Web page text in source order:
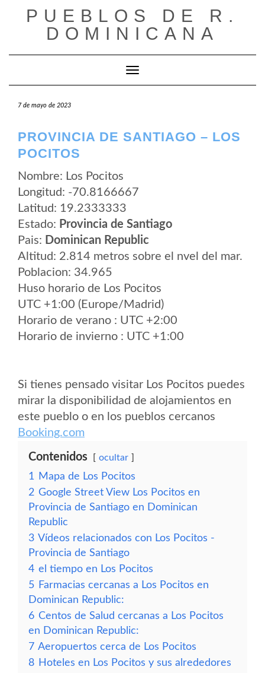
PUEBLOS DE R.
DOMINICANA
Cambiar modo de navegación
7 de mayo de 2023
PROVINCIA DE SANTIAGO – LOS
POCITOS
Nombre: Los Pocitos
Longitud: -70.8166667
Latitud: 19.2333333
Estado: Provincia de Santiago
Pais: Dominican Republic
Altitud: 2.814 metros sobre el nvel del mar.
Poblacion: 34.965
Huso horario de Los Pocitos
UTC +1:00 (Europe/Madrid)
Horario de verano : UTC +2:00
Horario de invierno : UTC +1:00
Si tienes pensado visitar Los Pocitos puedes
mirar la disponibilidad de alojamientos en
este pueblo o en los pueblos cercanos
Booking.com
Contenidos ocultar
1
Mapa de Los Pocitos
2 Google Street View Los Pocitos en
Provincia de Santiago en Dominican
Republic
3 Vídeos relacionados con Los Pocitos -
Provincia de Santiago
4 el tiempo en Los Pocitos
5 Farmacias cercanas a Los Pocitos en
Dominican Republic:
6 Centos de Salud cercanas a Los Pocitos
en Dominican Republic:
7 Aeropuertos cerca de Los Pocitos
8 Hoteles en Los Pocitos y sus alrededores